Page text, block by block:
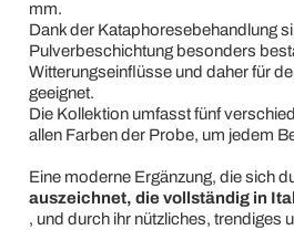
mm.
Dank der Kataphoresebehandlung
Pulverbeschichtung besonders
Witterungseinflüsse und daher für
geeignet.
Die Kollektion umfasst fünf
allen Farben der Probe, um jedem
Eine moderne Ergänzung, die sich
auszeichnet, die vollständig in
, und durch ihr nützliches, trendiges